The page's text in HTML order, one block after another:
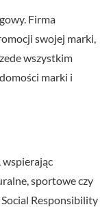
Firma
swojej marki,
wszystkim
marki i
sportowe czy
Responsibility